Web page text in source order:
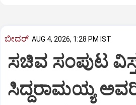
ಬೀದರ್ AUG 4, 2026, 1:28 PM IST
ಸಚಿವ ಸಂಪುಟ
ಸಿದ್ದರಾಮಯ್ಯ